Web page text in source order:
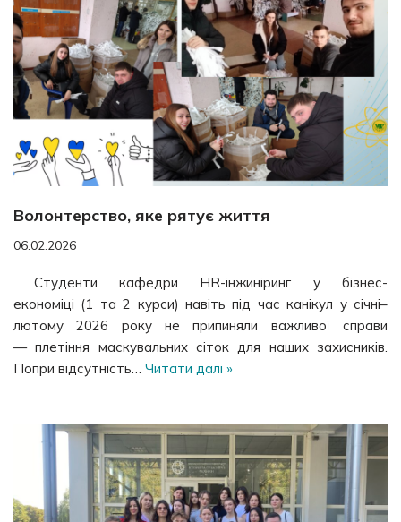
Волонтерство, яке рятує життя
06.02.2026
Студенти кафедри HR-інжиніринг у бізнес-
економіці (1 та 2 курси) навіть під час канікул у січні–
лютому 2026 року не припиняли важливої справи
— плетіння маскувальних сіток для наших захисників.
Попри відсутність… Читати далі »